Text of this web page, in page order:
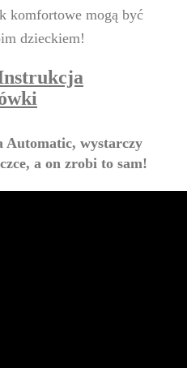
komfortowe mogą być
dzieckiem!
Automatic, wystarczy
a on zrobi to sam!